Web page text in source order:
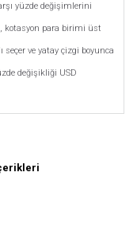
yüzde değişimlerini
kotasyon para birimi üst
seçer ve yatay çizgi boyunca
değişikliği USD